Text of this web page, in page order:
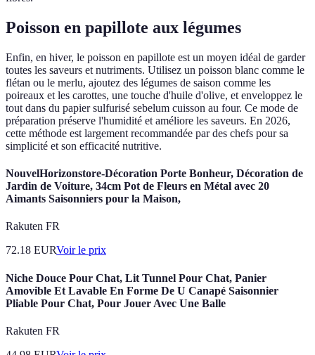
Poisson en papillote aux légumes
Enfin, en hiver, le poisson en papillote est un moyen idéal de garder
toutes les saveurs et nutriments. Utilisez un poisson blanc comme le
flétan ou le merlu, ajoutez des légumes de saison comme les
poireaux et les carottes, une touche d'huile d'olive, et enveloppez le
tout dans du papier sulfurisé sebelum cuisson au four. Ce mode de
préparation préserve l'humidité et améliore les saveurs. En 2026,
cette méthode est largement recommandée par des chefs pour sa
simplicité et son efficacité nutritive.
NouvelHorizonstore-Décoration Porte Bonheur, Décoration de
Jardin de Voiture, 34cm Pot de Fleurs en Métal avec 20
Aimants Saisonniers pour la Maison,
Rakuten FR
72.18 EURVoir le prix
Niche Douce Pour Chat, Lit Tunnel Pour Chat, Panier
Amovible Et Lavable En Forme De U Canapé Saisonnier
Pliable Pour Chat, Pour Jouer Avec Une Balle
Rakuten FR